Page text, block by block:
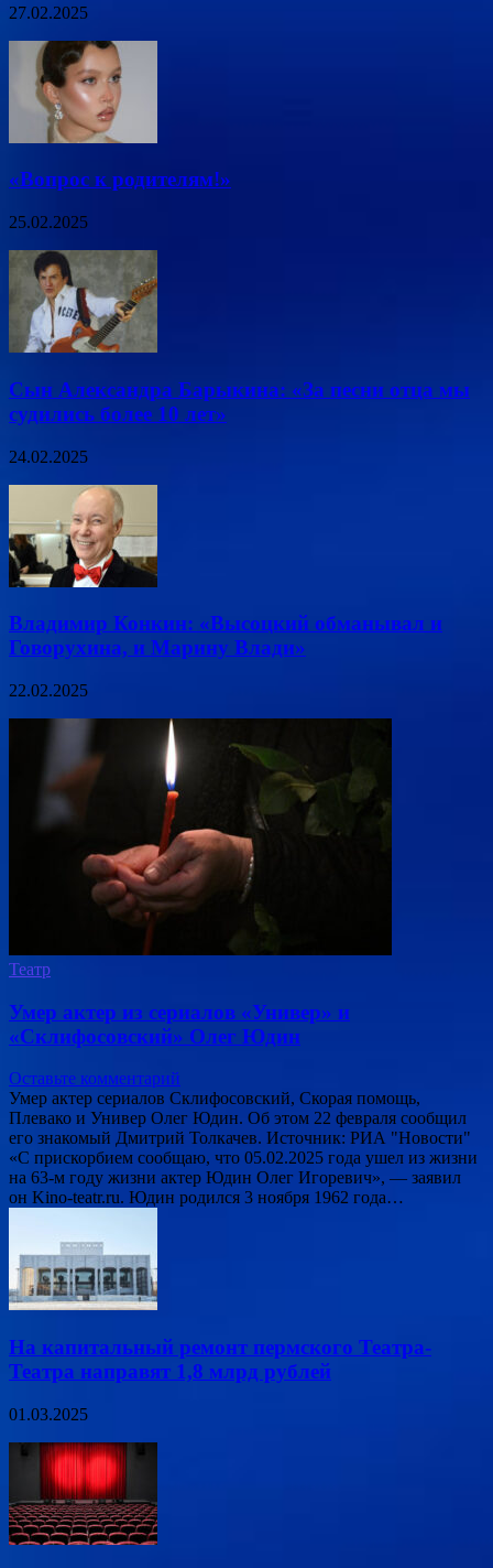
27.02.2025
«Вопрос к родителям!»
25.02.2025
Сын Александра Барыкина: «За песни отца мы
судились более 10 лет»
24.02.2025
Владимир Конкин: «Высоцкий обманывал и
Говорухина, и Марину Влади»
22.02.2025
Театр
Умер актер из сериалов «Универ» и
«Склифосовский» Олег Юдин
Оставьте комментарий
Умер актер сериалов Склифосовский, Скорая помощь,
Плевако и Универ Олег Юдин. Об этом 22 февраля сообщил
его знакомый Дмитрий Толкачев. Источник: РИА "Новости"
«С прискорбием сообщаю, что 05.02.2025 года ушел из жизни
на 63-м году жизни актер Юдин Олег Игоревич», — заявил
он Kino-teatr.ru. Юдин родился 3 ноября 1962 года…
На капитальный ремонт пермского Театра-
Театра направят 1,8 млрд рублей
01.03.2025